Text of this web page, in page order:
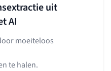
uit
AI
moeiteloos
te halen.